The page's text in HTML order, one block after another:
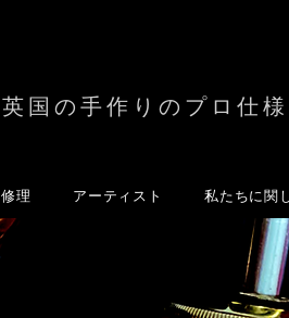
英国の手作りのプロ仕
理 アーティスト 私たちに関